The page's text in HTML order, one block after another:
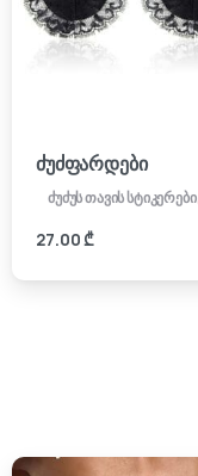
ძუძფარდები
ძუძუს თავის სტიკერები
27.00₾